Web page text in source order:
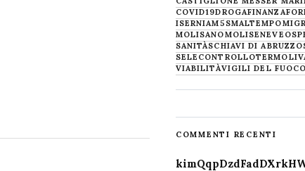
COVID19DROGAFINANZA
ISERNIAM5SMALTEMPO
MOLISANOMOLISENEVE
SANITÀSCHIAVI DI ABRUZZO
SELECONTROLLOTERMOLI
VIABILITÀVIGILI DEL FUOCO
COMMENTI RECENTI